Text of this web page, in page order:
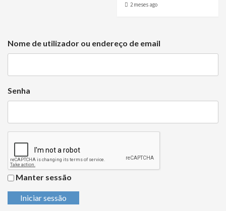
2 meses ago
Nome de utilizador ou endereço de email
Senha
Manter sessão
Iniciar sessão